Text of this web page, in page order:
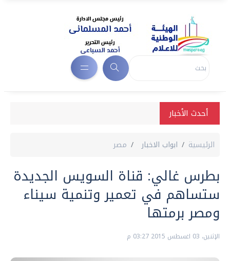
أحدث الأخبار
الرئيسية ابواب الاخبار مصر
بطرس غالي: قناة السويس الجديدة
ستساهم في تعمير وتنمية سيناء
ومصر برمتها
الإثنين، 03 اغسطس 2015 03:27 م